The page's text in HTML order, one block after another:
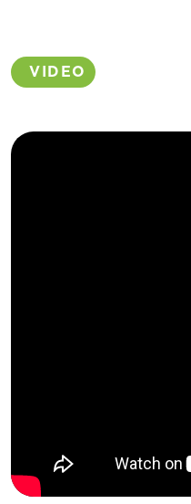
VIDEO